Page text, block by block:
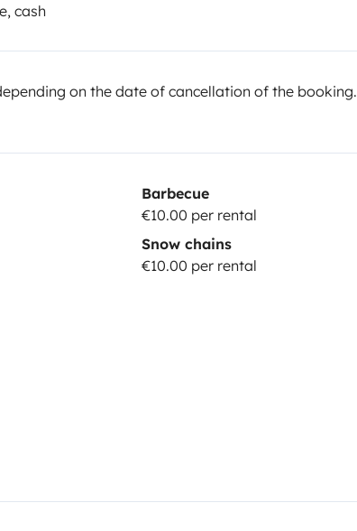
cash
on the date of cancellation of the booking.
Barbecue
€10.00 per rental
Snow chains
€10.00 per rental